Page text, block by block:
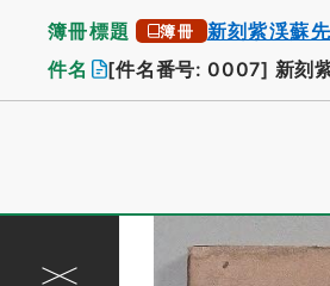
簿冊標題 簿冊 新刻紫渓蘇
件名 [件名番号: 0007] 新刻